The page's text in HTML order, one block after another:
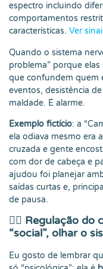
espectro incluindo
comportamentos
características. Ver
Quando o sistema
problema” porque elas
que confundem quem
eventos, desistência
maldade. É alarme.
Exemplo fictício: a
ela odiava mesmo era
cruzada e gente
com dor de cabeça e
ajudou foi planejar
saídas curtas e,
de pausa.
🧘‍♀️ Regulação
“social”, olhar o
Eu gosto de lembrar